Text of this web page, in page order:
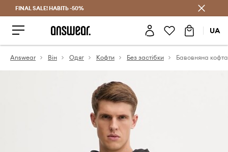
Заощаджуй з Answear Club
FINAL SALE! НАВІТЬ -50%
UA
Answear Він Одяг Кофти Без застібки Бавовняна